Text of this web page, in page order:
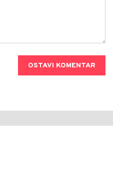
OSTAVI KOMENTAR